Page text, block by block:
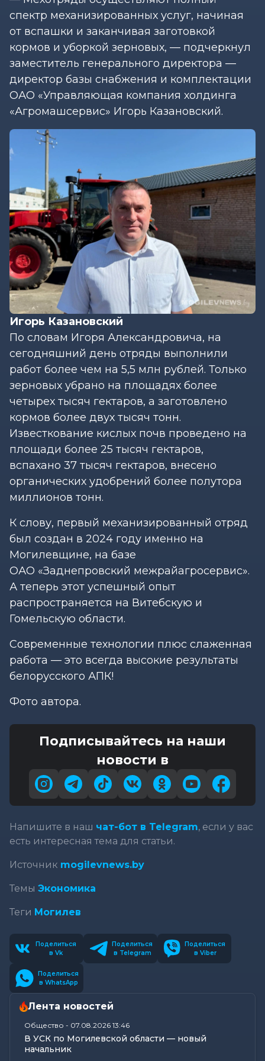
спектр механизированных услуг, начиная
от вспашки и заканчивая заготовкой
кормов и уборкой зерновых, — подчеркнул
заместитель генерального директора —
директор базы снабжения и комплектации
ОАО «Управляющая компания холдинга
«Агромашсервис» Игорь Казановский.
Игорь Казановский
По словам Игоря Александровича, на
сегодняшний день отряды выполнили
работ более чем на 5,5 млн рублей. Только
зерновых убрано на площадях более
четырех тысяч гектаров, а заготовлено
кормов более двух тысяч тонн.
Известкование кислых почв проведено на
площади более 25 тысяч гектаров,
вспахано 37 тысяч гектаров, внесено
органических удобрений более полутора
миллионов тонн.
К слову, первый механизированный отряд
был создан в 2024 году именно на
Могилевщине, на базе
ОАО «Заднепровский межрайагросервис».
А теперь этот успешный опыт
распространяется на Витебскую и
Гомельскую области.
Современные технологии плюс слаженная
работа — это всегда высокие результаты
белорусского АПК!
Фото автора.
Подписывайтесь на наши
новости в
Напишите в наш чат-бот в Telegram, если у вас
есть интересная тема для статьи.
Источник mogilevnews.by
Темы Экономика
Теги Могилев
Поделиться
в Vk
Поделиться
в Telegram
Поделиться
в Viber
Поделиться
в WhatsApp
Лента новостей
Общество - 07.08.2026 13:46
В УСК по Могилевской области — новый
начальник